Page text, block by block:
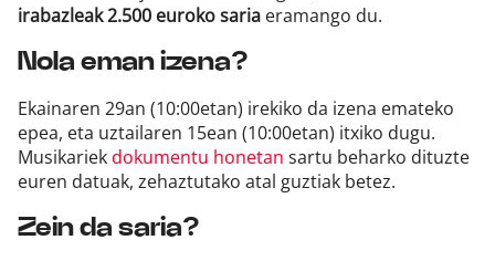
irabazleak 2.500 euroko saria eramango du.
Nola eman izena?
Ekainaren 29an (10:00etan) irekiko da izena emateko
epea, eta uztailaren 15ean (10:00etan) itxiko dugu.
Musikariekdokumentu honetan sartu beharko dituzte
euren datuak, zehaztutako atal guztiak betez.
Zein da saria?